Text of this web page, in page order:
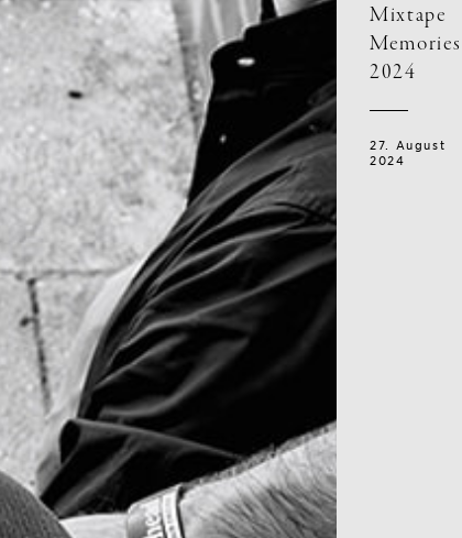
Mixtape
Memories
2024
27. August
2024